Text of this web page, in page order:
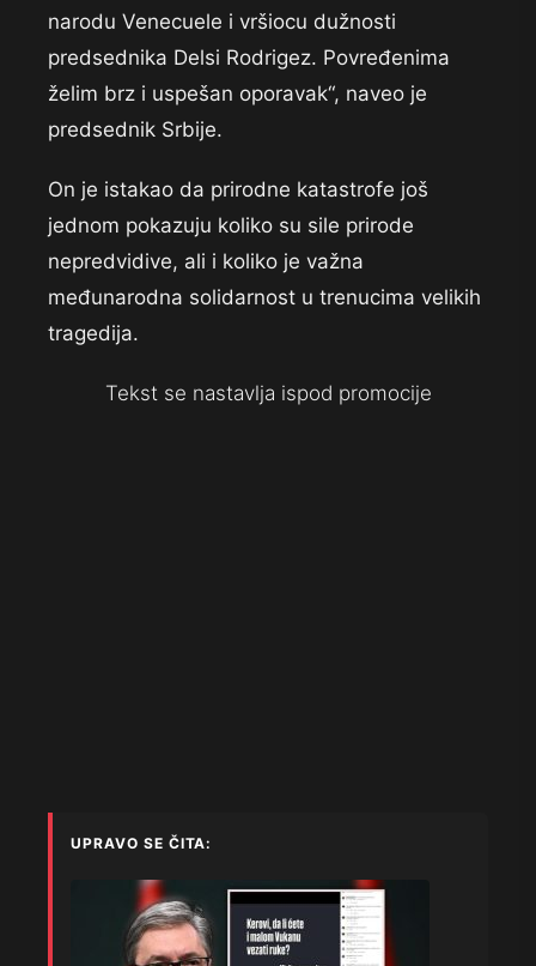
narodu Venecuele i vršiocu dužnosti
predsednika Delsi Rodrigez. Povređenima
želim brz i uspešan oporavak“, naveo je
predsednik Srbije.
On je istakao da prirodne katastrofe još
jednom pokazuju koliko su sile prirode
nepredvidive, ali i koliko je važna
međunarodna solidarnost u trenucima velikih
tragedija.
Tekst se nastavlja ispod promocije
UPRAVO SE ČITA: